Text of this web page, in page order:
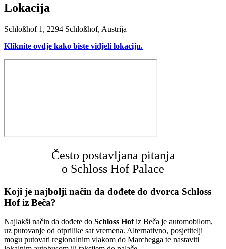
Lokacija
Schloßhof 1, 2294 Schloßhof, Austrija
Kliknite ovdje kako biste vidjeli lokaciju.
Često postavljana pitanja
o Schloss Hof Palace
Koji je najbolji način da dođete do dvorca Schloss
Hof iz Beča?
Najlakši način da dođete do Schloss Hofiz Beča je automobilom,
uz putovanje od otprilike sat vremena. Alternativno, posjetitelji
mogu putovati regionalnim vlakom do Marchegga te nastaviti